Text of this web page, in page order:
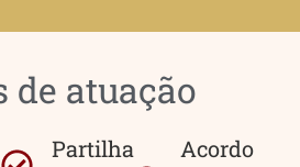
de atuação
Partilha
Acordo